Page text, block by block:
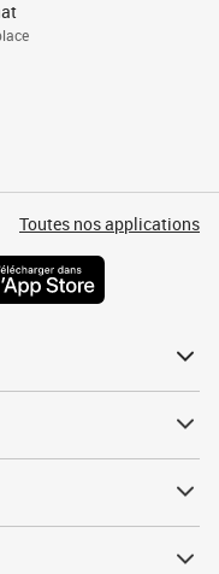
Toutes nos applications